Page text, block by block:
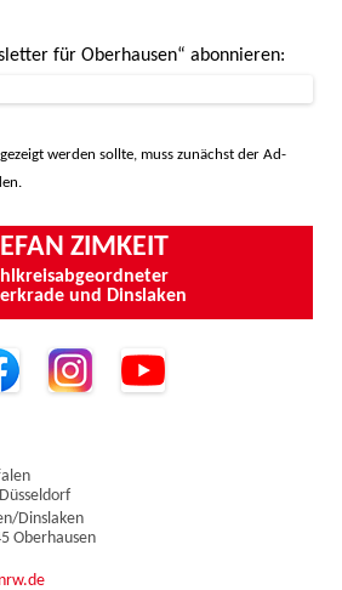
für Oberhausen“ abonnieren:
werden sollte, muss zunächst der Ad-
ZIMKEIT
und Dinslaken
Dinslaken
Oberhausen